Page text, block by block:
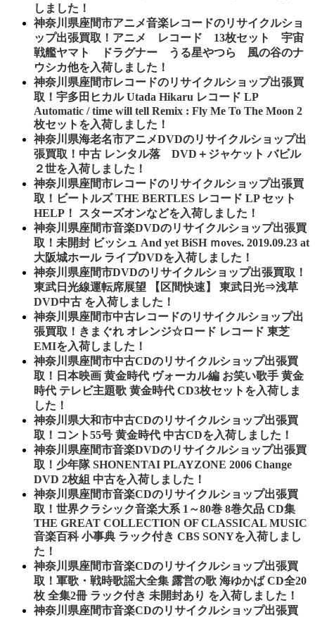
しました！
神奈川県座間市アニメ音楽レコードのリサイクルショ
ップ出張買取！アニメ レコード 13枚セット 宇宙
戦艦ヤマト ドラグナー うる星やつら 風の谷のナ
ウシカ他を入荷しました！
神奈川県座間市レコードのリサイクルショップ出張買
取！宇多田ヒカル Utada Hikaru レコード LP
Automatic / time will tell Remix : Fly Me To The Moon 2
枚セットを入荷しました！
神奈川県海老名市アニメDVDのリサイクルショップ出
張買取！中古 レンタル落 DVD＋ジャケット バビル
２世を入荷しました！
神奈川県座間市レコードのリサイクルショップ出張買
取！ビートルズ THE BERTLES レコード LP セット
HELP！ スターズオンなどを入荷しました！
神奈川県座間市音楽DVDのリサイクルショップ出張買
取！未開封 ビッシュ And yet BiSH ｍoves. 2019.09.23 at
大阪城ホール ライブDVDを入荷しました！
神奈川県座間市DVDのリサイクルショップ出張買取！
東武日光線運転席展望 【区間快速】 東武日光⇒浅草
DVD中古 を入荷しました！
神奈川県座間市中古レコードのリサイクルショップ出
張買取！きまぐれ オレンジ☆ロード レコード 東芝
EMIを入荷しました！
神奈川県座間市中古CDのリサイクルショップ出張買
取！日本映画 黄金時代 ヴォーカル編 お笑い歌手 黄金
時代 テレビ主題歌 黄金時代 CD3枚セットを入荷しま
した！
神奈川県大和市中古CDのリサイクルショップ出張買
取！コント55号 黄金時代 中古CDを入荷しました！
神奈川県座間市音楽DVDのリサイクルショップ出張買
取！少年隊 SHONENTAI PLAYZONE 2006 Change
DVD 2枚組 中古を入荷しました！
神奈川県座間市音楽CDのリサイクルショップ出張買
取！世界クラシック音楽大系 1～80巻 8巻欠品 CD集
THE GREAT COLLECTION OF CLASSICAL MUSIC
音楽百科 小事典 ラック付き CBS SONYを入荷しまし
た！
神奈川県座間市音楽CDのリサイクルショップ出張買
取！軍歌・戦時歌謡大全集 露営の歌 海ゆかば CD全20
枚 全集2冊 ラック付き 未開封あり を入荷しました！
神奈川県座間市音楽CDのリサイクルショップ出張買